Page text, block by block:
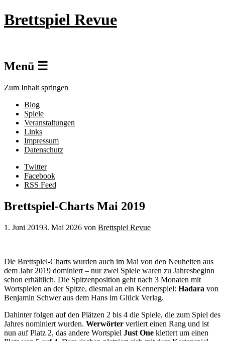
Brettspiel Revue
Menü ☰
Zum Inhalt springen
Blog
Spiele
Veranstaltungen
Links
Impressum
Datenschutz
Twitter
Facebook
RSS Feed
Brettspiel-Charts Mai 2019
1. Juni 20193. Mai 2026 von Brettspiel Revue
Die Brettspiel-Charts wurden auch im Mai von den Neuheiten aus
dem Jahr 2019 dominiert – nur zwei Spiele waren zu Jahresbeginn
schon erhältlich. Die Spitzenposition geht nach 3 Monaten mit
Wortspielen an der Spitze, diesmal an ein Kennerspiel: Hadara von
Benjamin Schwer aus dem Hans im Glück Verlag.
Dahinter folgen auf den Plätzen 2 bis 4 die Spiele, die zum Spiel des
Jahres nominiert wurden. Werwörter verliert einen Rang und ist
nun auf Platz 2, das andere Wortspiel Just One klettert um einen